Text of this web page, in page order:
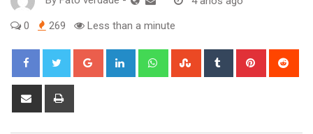
0 269 Less than a minute
Google+ LinkedIn WhatsappStumbleUpon
Tumblr Pinterest
Share